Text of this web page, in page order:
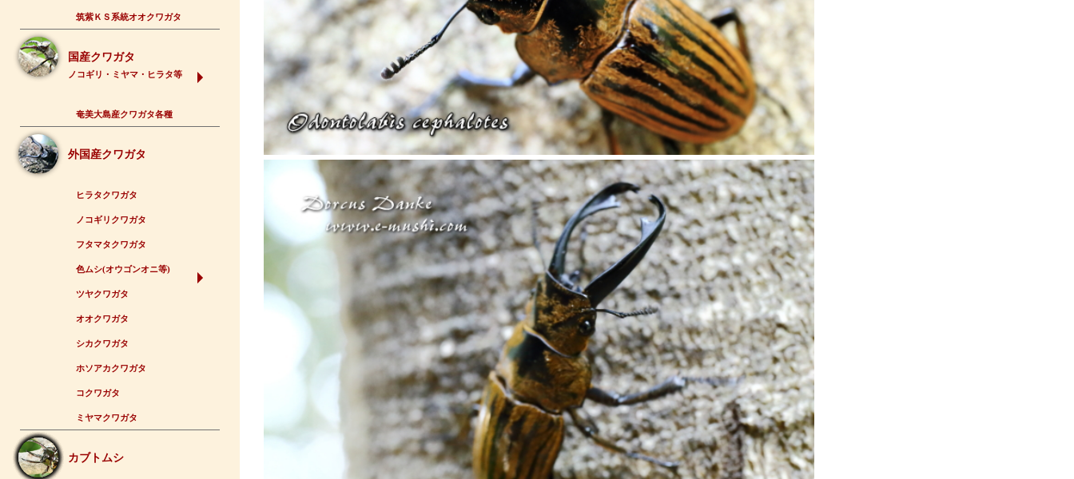
筑紫ＫＳ系統オオクワガタ
国産クワガタ
ノコギリ・ミヤマ・ヒラタ等
奄美大島産クワガタ各種
外国産クワガタ
ヒラタクワガタ
ノコギリクワガタ
フタマタクワガタ
色ムシ(オウゴンオニ等)
ツヤクワガタ
オオクワガタ
シカクワガタ
ホソアカクワガタ
コクワガタ
ミヤマクワガタ
カブトムシ